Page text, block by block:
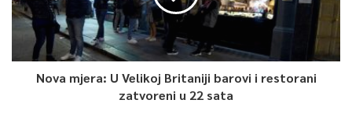
Nova mjera: U Velikoj Britaniji barovi i restorani
zatvoreni u 22 sata